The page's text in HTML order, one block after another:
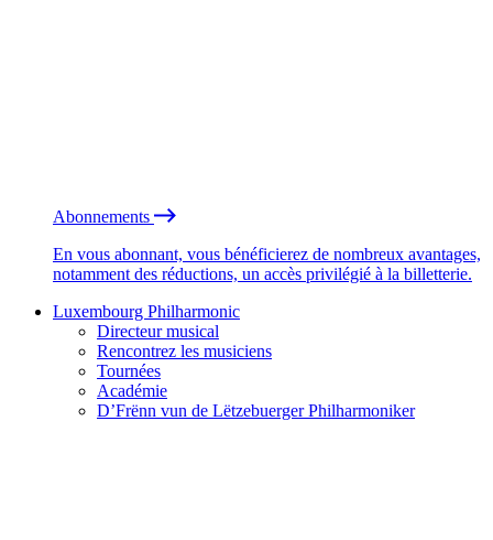
Abonnements
En vous abonnant, vous bénéficierez de nombreux avantages,
notamment des réductions, un accès privilégié à la billetterie.
Luxembourg Philharmonic
Directeur musical
Rencontrez les musiciens
Tournées
Académie
D’Frënn vun de Lëtzebuerger Philharmoniker